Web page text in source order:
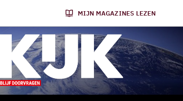
MIJN MAGAZINES LEZEN